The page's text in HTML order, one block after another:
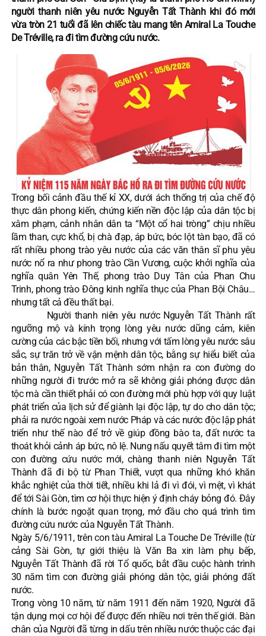
người thanh niên yêu nước Nguyễn Tất Thành khi đó mới
vừa tròn 21 tuổi đã lên chiếc tàu mang tên Amiral La Touche
De Tréville, ra đi tìm đường cứu nước.
Trong bối cảnh đầu thế kỉ XX, dưới ách thống trị của chế độ
thực dân phong kiến, chứng kiến nền độc lập của dân tộc bị
xâm phạm, cảnh nhân dân ta “Một cổ hai tròng” chịu nhiều
lầm than, cực khổ, bị chà đạp, áp bức, bóc lột tàn bạo, đã có
rất nhiều phong trào yêu nước của các văn thân sĩ phu yêu
nước nổ ra như phong trào Cần Vương, cuộc khởi nghĩa của
nghĩa quân Yên Thế, phong trào Duy Tân của Phan Chu
Trinh, phong trào Đông kinh nghĩa thục của Phan Bội Châu…
nhưng tất cả đều thất bại.
Người thanh niên yêu nước Nguyễn Tất Thành rất
ngưỡng mộ và kính trọng lòng yêu nước dũng cảm, kiên
cường của các bậc tiền bối, nhưng với tấm lòng yêu nước sâu
sắc, sự trăn trở về vận mệnh dân tộc, bằng sự hiểu biết của
bản thân, Nguyễn Tất Thành sớm nhận ra con đường do
những người đi trước mở ra sẽ không giải phóng được dân
tộc mà cần thiết phải có con đường mới phù hợp với quy luật
phát triển của lịch sử để giành lại độc lập, tự do cho dân tộc;
phải ra nước ngoài xem nước Pháp và các nước độc lập phát
triển như thế nào để trở về giúp đồng bào ta, đất nước ta
thoát khỏi cảnh áp bức, nô lệ. Nung nấu quyết tâm đi tìm một
con đường cứu nước mới, chàng thanh niên Nguyễn Tất
Thành đã đi bộ từ Phan Thiết, vượt qua những khó khăn
khắc nghiệt của thời tiết, nhiều khi lả đi vì đói, vì mệt, vì khát
để tới Sài Gòn, tìm cơ hội thực hiện ý định cháy bỏng đó. Đây
chính là bước ngoặt quan trọng, mở đầu cho quá trình tìm
đường cứu nước của Nguyễn Tất Thành.
Ngày 5/6/1911, trên con tàu Amiral La Touche De Tréville (từ
cảng Sài Gòn, tự giới thiệu là Văn Ba xin làm phụ bếp,
Nguyễn Tất Thành đã rời Tổ quốc, bắt đầu cuộc hành trình
30 năm tìm con đường giải phóng dân tộc, giải phóng đất
nước.
Trong vòng 10 năm, từ năm 1911 đến năm 1920, Người đã
tận dụng mọi cơ hội để được đến nhiều nơi trên thế giới. Bàn
chân của Người đã từng in dấu trên nhiều nước thuộc các đại